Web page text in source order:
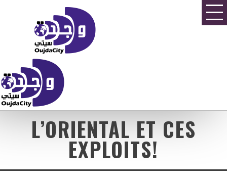
L’ORIENTAL ET CES
EXPLOITS!